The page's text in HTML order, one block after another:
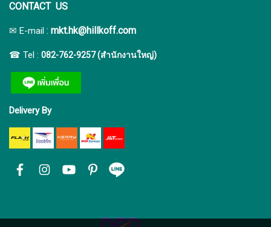
CONTACT US
✉ E-mail : mkt.hk@hillkoff.com
☎ Tel : 082-762-9257 (สำนักงานใหญ่)
Delivery By